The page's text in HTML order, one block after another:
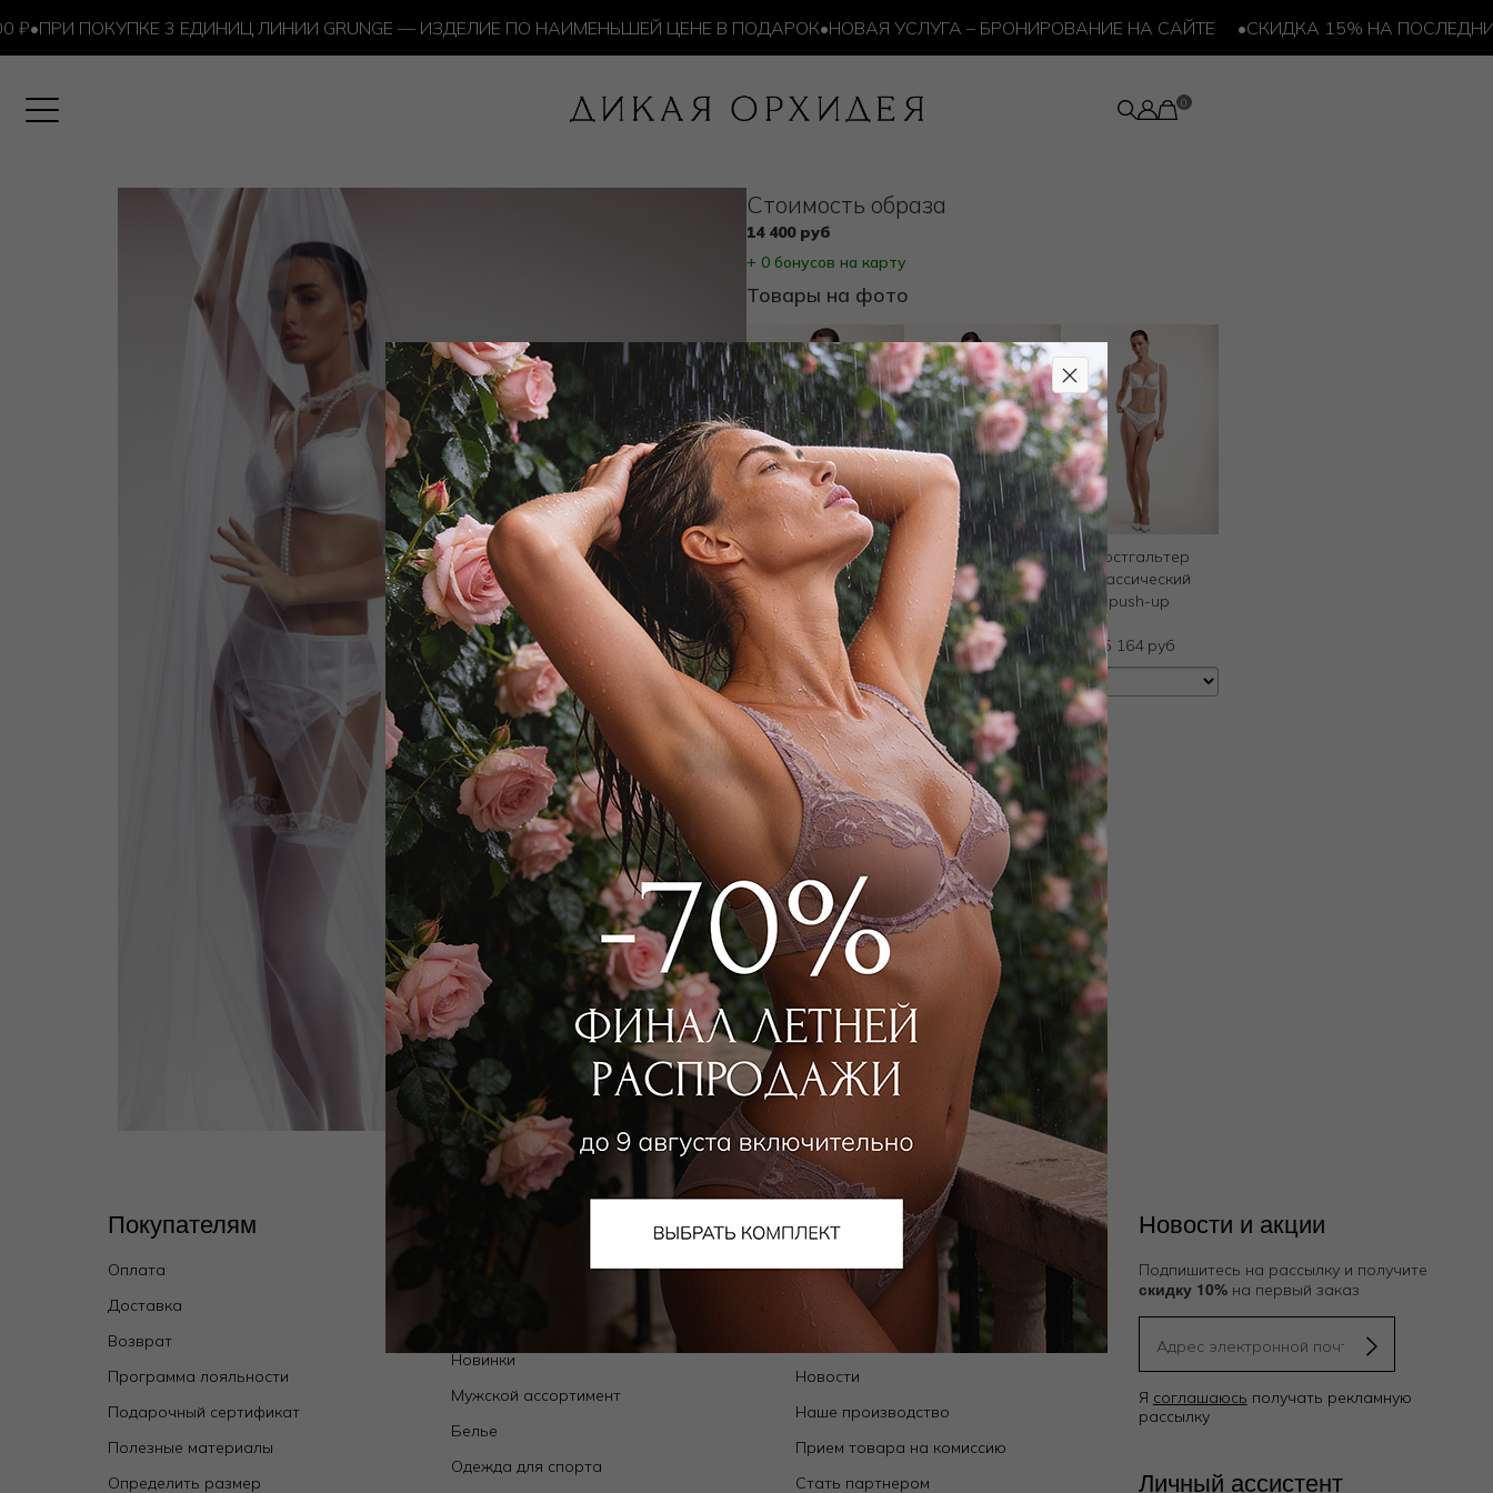
•ПРИ ПОКУПКЕ 3 ЕДИНИЦ ЛИНИИ GRUNGE — ИЗДЕЛИЕ ПО НАИМЕНЬШЕЙ ЦЕНЕ В ПОДАРОК•НОВАЯ УСЛУГА – БРОНИРОВАНИЕ НА САЙТЕ • СКИДКА 15% НА ПОСЛЕДНИЙ
Cтоимость образа
14 400 руб
+ 0 бонусов на карту
Товары на фото
Трусы хипстер
3 689 руб
Пояс
2 951 руб
Бюстгальтер
классический
push-up
5 164 руб
Добавить в избранное
В корзину
Покупателям
Оплата
Доставка
Возврат
Программа лояльности
Подарочный сертификат
Полезные материалы
Определить размер
Wild Orchid — коллекции собственного
Новинки
Мужской ассортимент
Белье
Одежда для спорта
О компании
О нас
Магазины
Новости
Наше производство
Прием товара на комиссию
Стать партнером
Новости и акции
Подпишитесь на рассылку и получите
скидку 10%на первый заказ
Я соглашаюсь получать рекламную
рассылку
Личный ассистент